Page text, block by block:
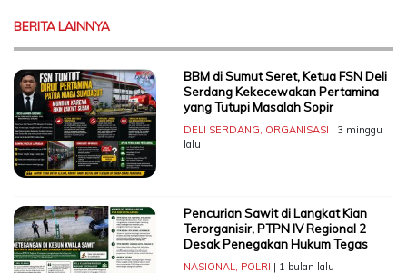
BERITA LAINNYA
BBM di Sumut Seret, Ketua FSN Deli
Serdang Kekecewakan Pertamina
yang Tutupi Masalah Sopir
DELI SERDANG, ORGANISASI | 3 minggu
lalu
Pencurian Sawit di Langkat Kian
Terorganisir, PTPN IV Regional 2
Desak Penegakan Hukum Tegas
NASIONAL, POLRI | 1 bulan lalu